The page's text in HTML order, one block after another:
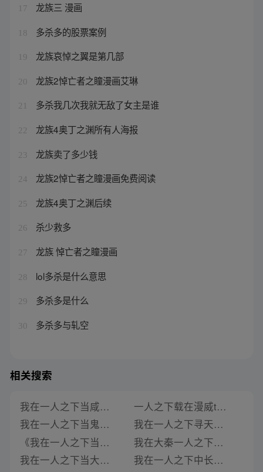
17 龙族三 漫画
18 多杀多的股票案例
19 龙族哀悼之翼是第几部
20 龙族2悼亡者之瞳漫画艾琳
21 多杀我几次我就无敌了女主是谁
22 龙族4奥丁之渊所有人海报
23 龙族卖了多少钱
24 龙族2悼亡者之瞳漫画免费阅读
25 龙族4奥丁之渊后续
26 杀少救多
27 龙族 悼亡者之瞳漫画
28 lol多杀是什么意思
29 多杀多是什么
30 多杀多与轧空
相关搜索
我在一人之下当咸鱼小说下载
我在一人之下当鬼差txt下载
《我在一人之下当富豪》类似推荐
我在一人之下当大佬小说免费阅读
一人之下载在漫威txt下载
我在一人之下寻天道小说
我在大秦一人之下小说
我在一人之下中长生txt